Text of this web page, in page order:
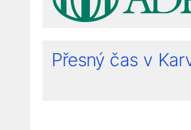
Přesný čas v